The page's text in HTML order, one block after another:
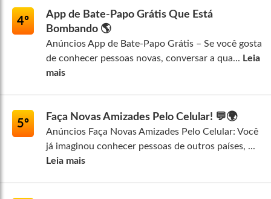
4º
App de Bate-Papo Grátis Que Está
Bombando 🌎
Anúncios App de Bate-Papo Grátis – Se você gosta
de conhecer pessoas novas, conversar a qua... Leia
mais
5º
Faça Novas Amizades Pelo Celular! 💬🌍
Anúncios Faça Novas Amizades Pelo Celular: Você
já imaginou conhecer pessoas de outros países, ...
Leia mais